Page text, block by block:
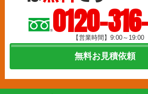
0120-
【営業時間】9:00～19:00
無料お見積依頼